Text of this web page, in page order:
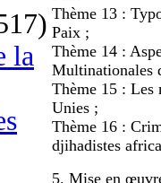
la
Thème 13 :
Paix ;
Thème 14 :
Multinationales
Thème 15 : Les
Unies ;
Thème 16 :
djihadistes
5. Mise en